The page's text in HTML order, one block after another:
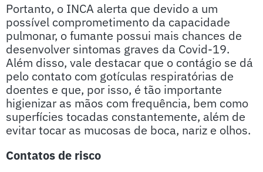
Portanto, o INCA alerta que devido a um
possível comprometimento da capacidade
pulmonar, o fumante possui mais chances de
desenvolver sintomas graves da Covid-19.
Além disso, vale destacar que o contágio se dá
pelo contato com gotículas respiratórias de
doentes e que, por isso, é tão importante
higienizar as mãos com frequência, bem como
superfícies tocadas constantemente, além de
evitar tocar as mucosas de boca, nariz e olhos.
Contatos de risco